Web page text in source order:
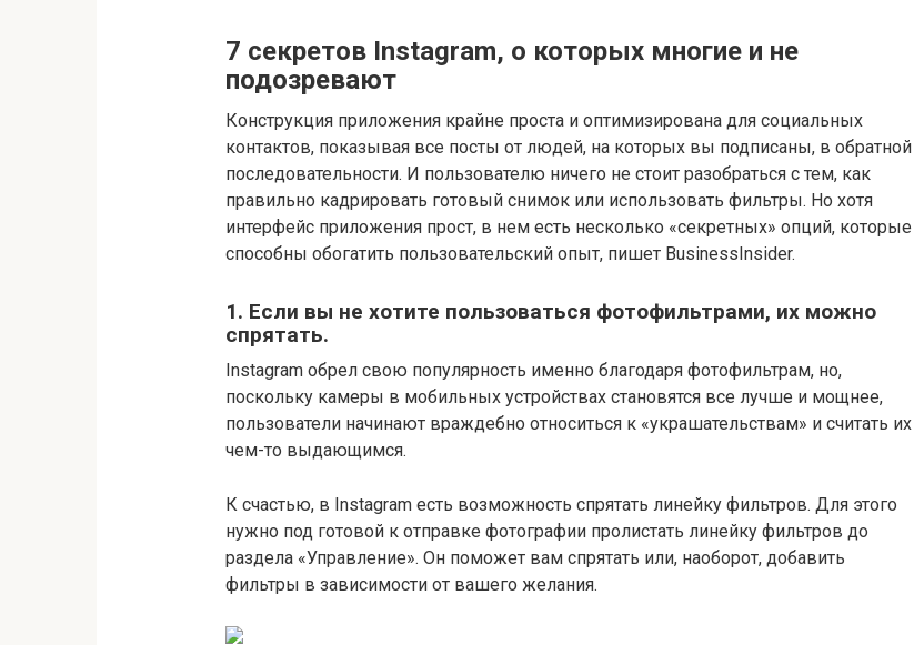
7 секретов Instagram, о которых многие и не
подозревают
Конструкция приложения крайне проста и оптимизирована для социальных
контактов, показывая все посты от людей, на которых вы подписаны, в обратной
последовательности. И пользователю ничего не стоит разобраться с тем, как
правильно кадрировать готовый снимок или использовать фильтры. Но хотя
интерфейс приложения прост, в нем есть несколько «секретных» опций, которые
способны обогатить пользовательский опыт, пишет BusinessInsider.
1. Если вы не хотите пользоваться фотофильтрами, их можно
спрятать.
Instagram обрел свою популярность именно благодаря фотофильтрам, но,
поскольку камеры в мобильных устройствах становятся все лучше и мощнее,
пользователи начинают враждебно относиться к «украшательствам» и считать их
чем-то выдающимся.
К счастью, в Instagram есть возможность спрятать линейку фильтров. Для этого
нужно под готовой к отправке фотографии пролистать линейку фильтров до
раздела «Управление». Он поможет вам спрятать или, наоборот, добавить
фильтры в зависимости от вашего желания.